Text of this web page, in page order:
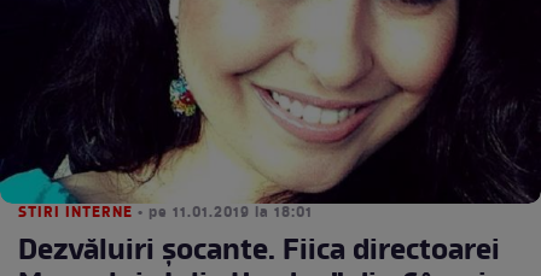
STIRI INTERNE • pe 11.01.2019 la 18:01
Dezvăluiri şocante. Fiica directoarei